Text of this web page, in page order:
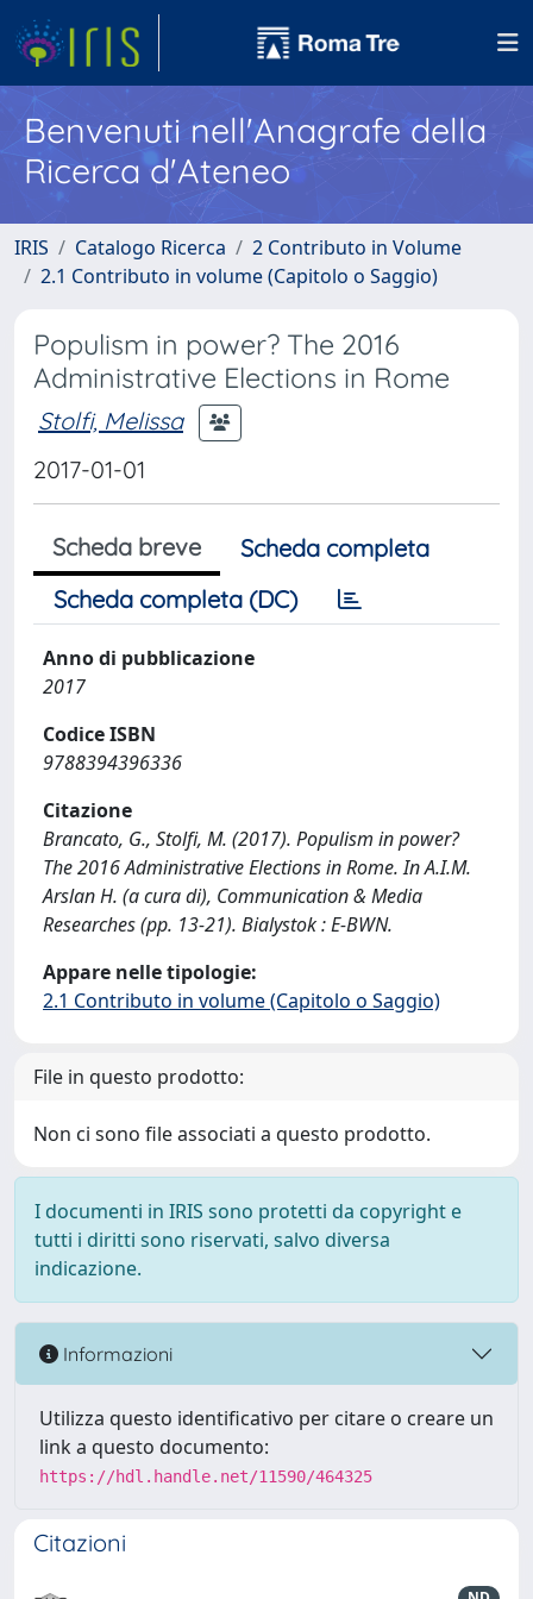
Benvenuti nell'Anagrafe della
Ricerca d'Ateneo
IRIS Catalogo Ricerca
2 Contributo in Volume
2.1 Contributo in volume (Capitolo o Saggio)
Populism in power? The 2016
Administrative Elections in Rome
Stolfi, Melissa
2017-01-01
Scheda breve
Scheda completa
Scheda completa (DC)
Anno di pubblicazione
2017
Codice ISBN
9788394396336
Citazione
Brancato, G., Stolfi, M. (2017). Populism in power?
The 2016 Administrative Elections in Rome. In A.I.M.
Arslan H. (a cura di), Communication & Media
Researches (pp. 13-21). Bialystok : E-BWN.
Appare nelle tipologie:
2.1 Contributo in volume (Capitolo o Saggio)
File in questo prodotto:
Non ci sono file associati a questo prodotto.
I documenti in IRIS sono protetti da copyright e
tutti i diritti sono riservati, salvo diversa
indicazione.
Informazioni
Utilizza questo identificativo per citare o creare un
link a questo documento:
https://hdl.handle.net/11590/464325
Citazioni